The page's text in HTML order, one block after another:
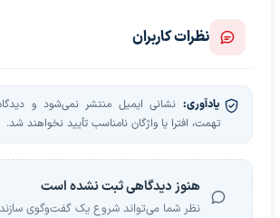
نظرات کاربران
یادآوری: نشانی ایمیل منتشر نمی‌شود و
تهمت، افترا یا واژگان نامناسب تأیید نخواهند شد.
هنوز دیدگاهی ثبت نشده است
نظر شما می‌تواند شروع یک گفت‌وگوی